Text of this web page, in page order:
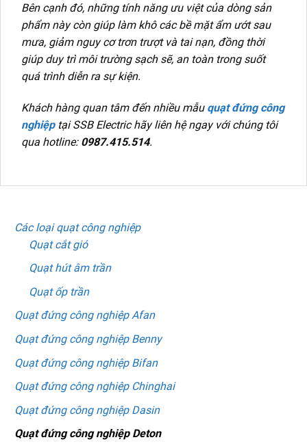
Bên cạnh đó, những tính năng ưu việt của dòng sản
phẩm này còn giúp làm khô các bề mặt ẩm ướt sau
mưa, giảm nguy cơ trơn trượt và tai nạn, đồng thời
giúp duy trì môi trường sạch sẽ, an toàn trong suốt
quá trình diễn ra sự kiện.
Khách hàng quan tâm đến nhiều mẫu quạt đứng công
nghiệptại SSB Electric hãy liên hệ ngay với chúng tôi
qua hotline: 0987.415.514.
Các loại quạt công nghiệp
Quạt cắt gió
Quạt hút âm trần
Quạt ốp trần
Quạt đứng công nghiệp Afan
Quạt đứng công nghiệp Benny
Quạt đứng công nghiệp Bifan
Quạt đứng công nghiệp Chinghai
Quạt đứng công nghiệp Dasin
Quạt đứng công nghiệp Deton